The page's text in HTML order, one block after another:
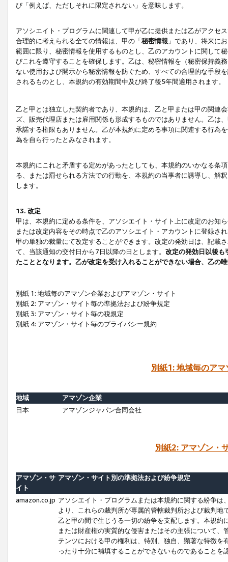
び「例えば、ただしそれに限定されない」を意味します。
アソシエイト・プログラムに関連して甲が乙に提供または乙がアクセ
合理的に考えられる全ての情報は、甲の「秘密情報 」であり、将来に
範囲に限り、秘密情報を使用するものとし、乙のアカウントに関して
びこれを遵守することを確保します。乙は、秘密情報を（秘密保持義
ない使用および開示から秘密情報を防ぐため、すべての合理的な手段
されるものとし、本規約の有効期間中及び終了後5年間適用されます。
乙と甲とは独立した契約者であり、本規約は、乙と甲または甲の関連
ズ、販売代理店または雇用関係も形成するものではありません。乙は
承諾する権限もありません。乙が本規約に定める事項に関連する行為
為を自ら行ったとみなされます。
本規約にこれと矛盾する定めがあったとしても、本規約のいかなる条
る、または罰せられる方法での行動を、本規約の当事者に誘導し、解
します。
13. 改定
甲は、本規約に定める条件を、アソシエイト・サイト上に改定のお知
または改定内容をその時点で乙のアソシエイト・アカウントに登録さ
甲の単独の裁量にて改定することができます。改定の発効日は、記載
て、当該通知の交付日から7日以降の日とします。 改定の発効日以後も
たこととなります。乙が改定を受け入れることができない場合、乙の
別紙 1: 地域毎のアマゾン企業およびアマゾン・サイト
別紙 2: アマゾン・サイト毎の準拠法および紛争規定
別紙 3: アマゾン・サイト毎の税規定
別紙 4: アマゾン・サイト毎のプライバシー規約
別紙1: 地域毎のア
地域
アマゾン企業
日本
アマゾンジャパン合同会社
別紙2: アマゾン・
アマゾン・サ
イト
アマゾン・サイト別の準拠法および紛争規定
amazon.co.jp アソシエイト・プログラムまたは本規約に関する紛争
より、これらの裁判所が専属的管轄裁判所および裁判
乙と甲の間で生じうる一切の紛争を支配します。本規
または財産権の実質的な侵害またはその主張について
テンツにおける甲の権利は、特別、独自、顕著な特徴
ったり十分に補填することができないものであることを